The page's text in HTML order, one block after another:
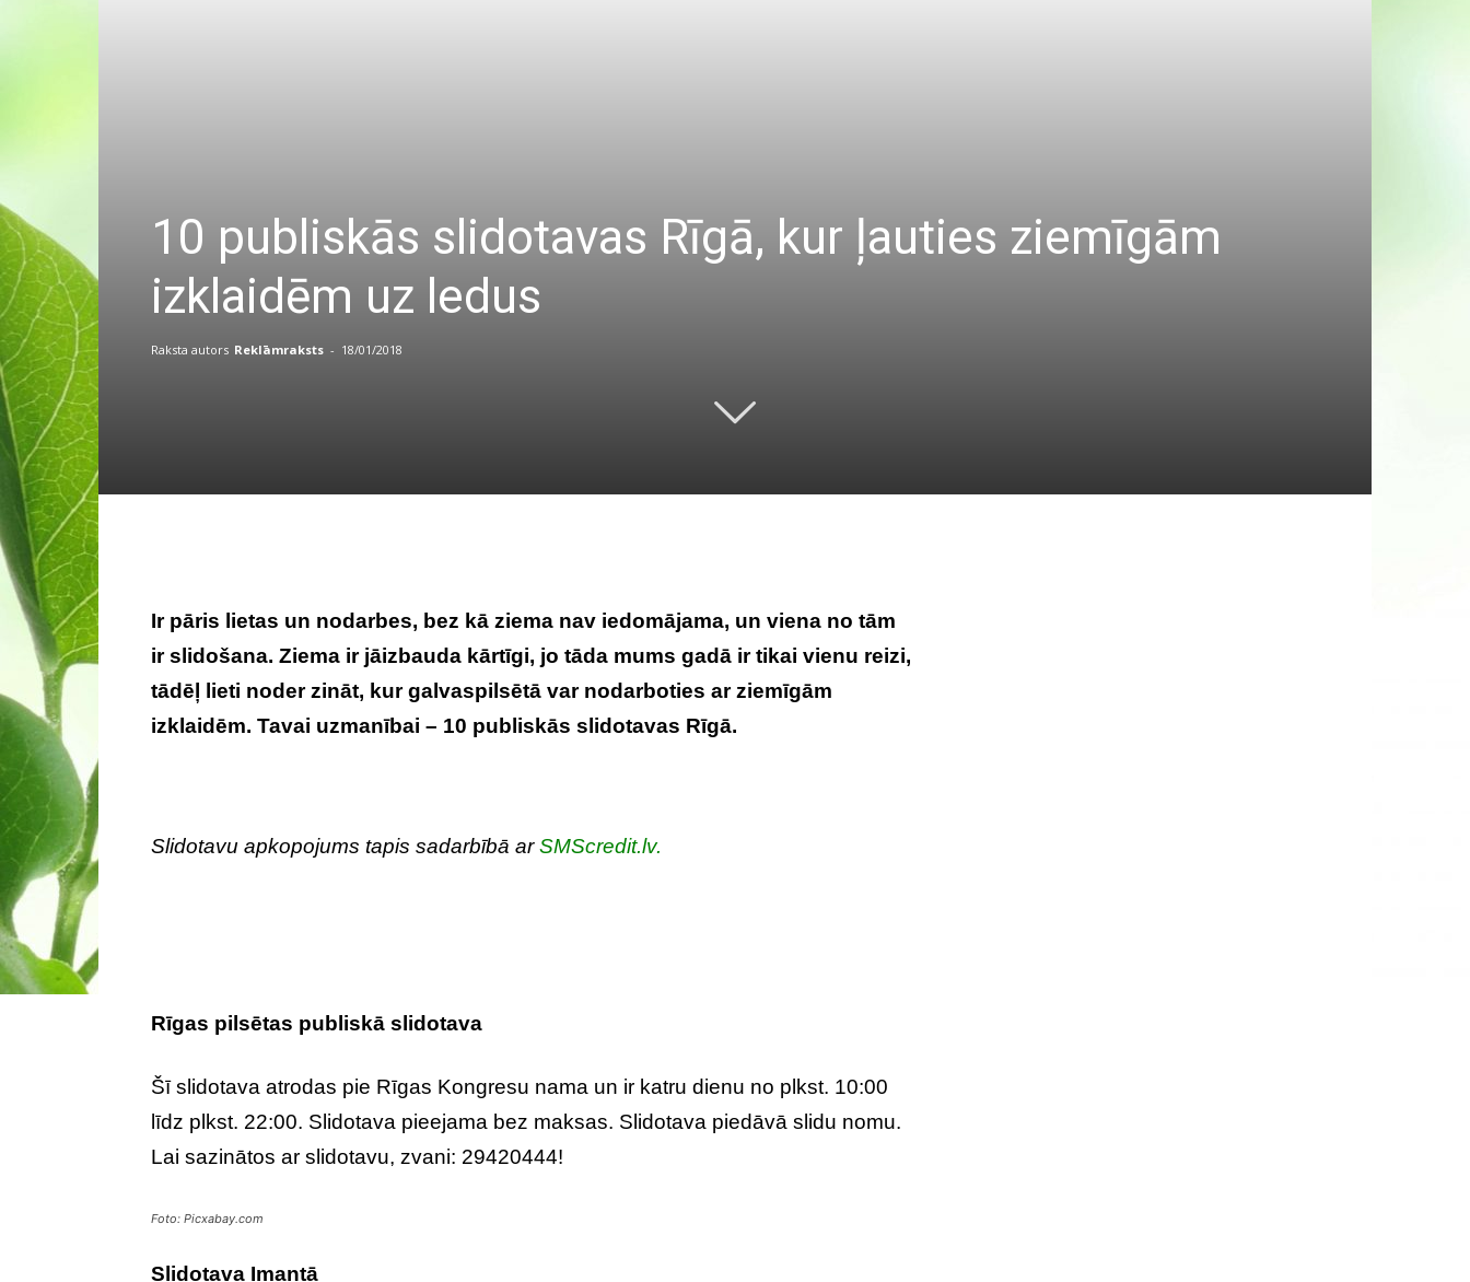
10 publiskās slidotavas Rīgā, kur ļauties ziemīgām
izklaidēm uz ledus
Raksta autors Reklāmraksts - 18/01/2018
Ir pāris lietas un nodarbes, bez kā ziema nav iedomājama, un viena no tām
ir slidošana. Ziema ir jāizbauda kārtīgi, jo tāda mums gadā ir tikai vienu reizi,
tādēļ lieti noder zināt, kur galvaspilsētā var nodarboties ar ziemīgām
izklaidēm. Tavai uzmanībai – 10 publiskās slidotavas Rīgā.
Slidotavu apkopojums tapis sadarbībā ar SMScredit.lv.
Rīgas pilsētas publiskā slidotava
Šī slidotava atrodas pie Rīgas Kongresu nama un ir katru dienu no plkst. 10:00
līdz plkst. 22:00. Slidotava pieejama bez maksas. Slidotava piedāvā slidu nomu.
Lai sazinātos ar slidotavu, zvani: 29420444!
Foto: Picxabay.com
Slidotava Imantā